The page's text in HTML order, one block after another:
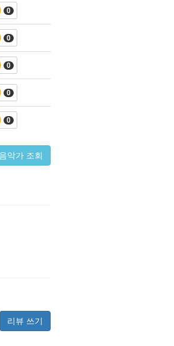
0
0
0
0
0
악가 조회
리뷰 쓰기